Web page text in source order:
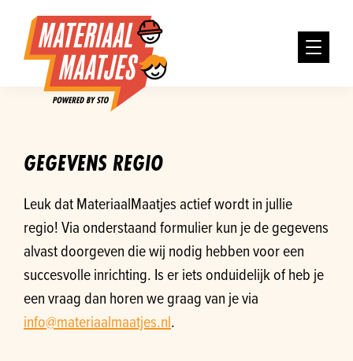
GEGEVENS REGIO
Leuk dat MateriaalMaatjes actief wordt in jullie
regio! Via onderstaand formulier kun je de gegevens
alvast doorgeven die wij nodig hebben voor een
succesvolle inrichting. Is er iets onduidelijk of heb je
een vraag dan horen we graag van je via
info@materiaalmaatjes.nl.